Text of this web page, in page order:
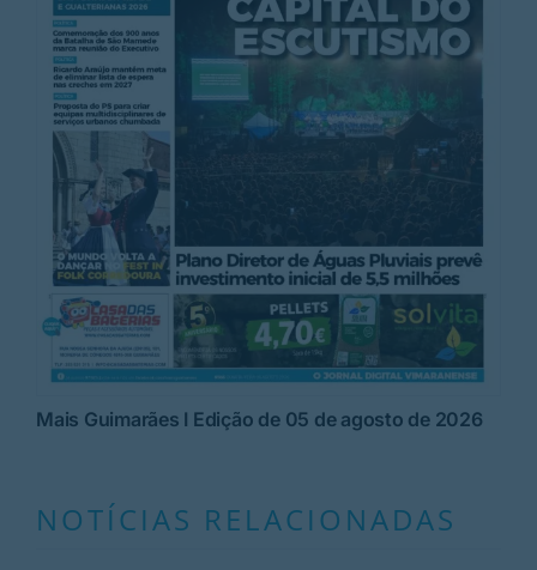
Mais Guimarães I Edição de 05 de agosto de 2026
NOTÍCIAS RELACIONADAS